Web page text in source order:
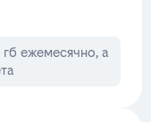
ежемесячно, а